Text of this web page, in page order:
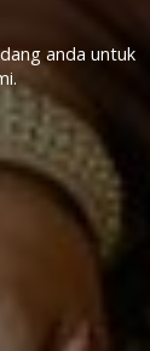
anda untuk